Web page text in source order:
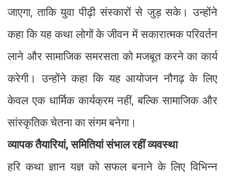
जाएगा, ताकि युवा पीढ़ी संस्कारों से जुड़ सके। उन्होंने
कहा कि यह कथा लोगों के जीवन में सकारात्मक परिवर्तन
लाने और सामाजिक समरसता को मजबूत करने का कार्य
करेगी। उन्होंने कहा कि यह आयोजन नौगढ़ के लिए
केवल एक धार्मिक कार्यक्रम नहीं, बल्कि सामाजिक और
सांस्कृतिक चेतना का संगम बनेगा।
व्यापक तैयारियां, समितियां संभाल रहीं व्यवस्था
हरि कथा ज्ञान यज्ञ को सफल बनाने के लिए विभिन्न